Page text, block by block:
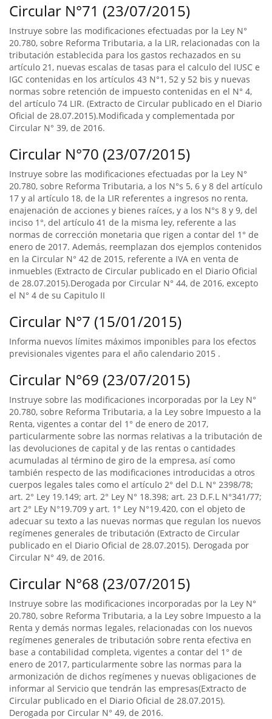
Circular N°71 (23/07/2015)
Instruye sobre las modificaciones efectuadas por la Ley N°
20.780, sobre Reforma Tributaria, a la LIR, relacionadas con la
tributación establecida para los gastos rechazados en su
artículo 21, nuevas escalas de tasas para el calculo del IUSC e
IGC contenidas en los artículos 43 N°1, 52 y 52 bis y nuevas
normas sobre retención de impuesto contenidas en el N° 4,
del artículo 74 LIR. (Extracto de Circular publicado en el Diario
Oficial de 28.07.2015).Modificada y complementada por
Circular N° 39, de 2016.
Circular N°70 (23/07/2015)
Instruye sobre las modificaciones efectuadas por la Ley N°
20.780, sobre Reforma Tributaria, a los N°s 5, 6 y 8 del artículo
17 y al artículo 18, de la LIR referentes a ingresos no renta,
enajenación de acciones y bienes raíces, y a los N°s 8 y 9, del
inciso 1°, del artículo 41 de la misma ley, referente a las
normas de corrección monetaria que rigen a contar del 1° de
enero de 2017. Además, reemplazan dos ejemplos contenidos
en la Circular N° 42 de 2015, referente a IVA en venta de
inmuebles (Extracto de Circular publicado en el Diario Oficial
de 28.07.2015).Derogada por Circular N° 44, de 2016, excepto
el N° 4 de su Capitulo II
Circular N°7 (15/01/2015)
Informa nuevos límites máximos imponibles para los efectos
previsionales vigentes para el año calendario 2015 .
Circular N°69 (23/07/2015)
Instruye sobre las modificaciones incorporadas por la Ley N°
20.780, sobre Reforma Tributaria, a la Ley sobre Impuesto a la
Renta, vigentes a contar del 1° de enero de 2017,
particularmente sobre las normas relativas a la tributación de
las devoluciones de capital y de las rentas o cantidades
acumuladas al término de giro de la empresa, así como
también respecto de las modificaciones introducidas a otros
cuerpos legales tales como el artículo 2° del D.L N° 2398/78;
art. 2° Ley 19.149; art. 2° Ley N° 18.398; art. 23 D.F.L N°341/77;
art 2° LEy N°19.709 y art. 1° Ley N°19.420, con el objeto de
adecuar su texto a las nuevas normas que regulan los nuevos
regímenes generales de tributación (Extracto de Circular
publicado en el Diario Oficial de 28.07.2015). Derogada por
Circular N° 49, de 2016.
Circular N°68 (23/07/2015)
Instruye sobre las modificaciones incorporadas por la Ley N°
20.780, sobre Reforma Tributaria, a la Ley sobre Impuesto a la
Renta y demás normas legales, relacionadas con los nuevos
regímenes generales de tributación sobre renta efectiva en
base a contabilidad completa, vigentes a contar del 1° de
enero de 2017, particularmente sobre las normas para la
armonización de dichos regímenes y nuevas obligaciones de
informar al Servicio que tendrán las empresas(Extracto de
Circular publicado en el Diario Oficial de 28.07.2015).
Derogada por Circular N° 49, de 2016.